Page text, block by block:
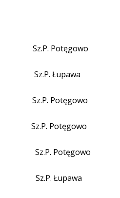
Sz.P. Potęgowo
Sz.P. Łupawa
Sz.P. Potęgowo
Sz.P. Potęgowo
Sz.P. Potęgowo
Sz.P. Łupawa